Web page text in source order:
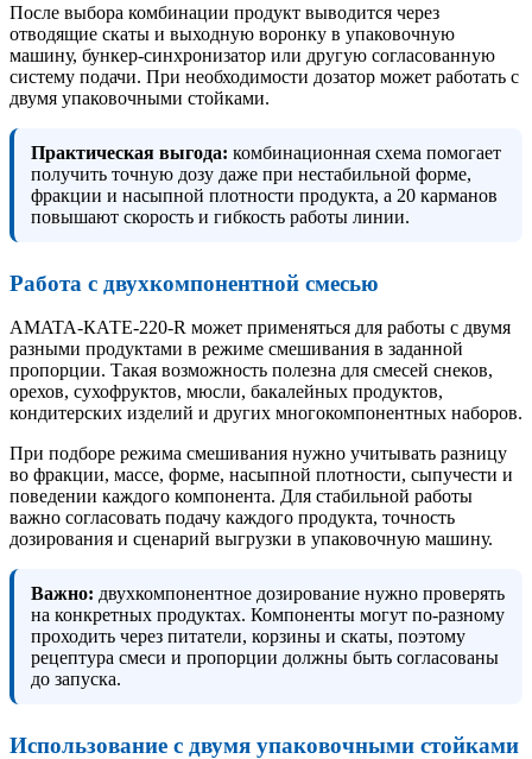
После выбора комбинации продукт выводится через
отводящие скаты и выходную воронку в упаковочную
машину, бункер-синхронизатор или другую согласованную
систему подачи. При необходимости дозатор может работать с
двумя упаковочными стойками.
Практическая выгода: комбинационная схема помогает
получить точную дозу даже при нестабильной форме,
фракции и насыпной плотности продукта, а 20 карманов
повышают скорость и гибкость работы линии.
Работа с двухкомпонентной смесью
AMATA-КАТЕ-220-R может применяться для работы с двумя
разными продуктами в режиме смешивания в заданной
пропорции. Такая возможность полезна для смесей снеков,
орехов, сухофруктов, мюсли, бакалейных продуктов,
кондитерских изделий и других многокомпонентных наборов.
При подборе режима смешивания нужно учитывать разницу
во фракции, массе, форме, насыпной плотности, сыпучести и
поведении каждого компонента. Для стабильной работы
важно согласовать подачу каждого продукта, точность
дозирования и сценарий выгрузки в упаковочную машину.
Важно: двухкомпонентное дозирование нужно проверять
на конкретных продуктах. Компоненты могут по-разному
проходить через питатели, корзины и скаты, поэтому
рецептура смеси и пропорции должны быть согласованы
до запуска.
Использование с двумя упаковочными стойками